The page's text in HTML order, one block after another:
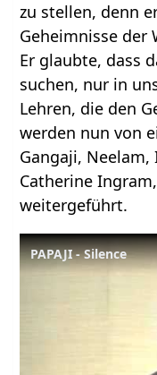
zu stellen, denn
Geheimnisse der
Er glaubte, dass
suchen, nur in
Lehren, die den
werden nun von
Gangaji, Neelam,
Catherine
weitergeführt.
PAPAJI - Silence